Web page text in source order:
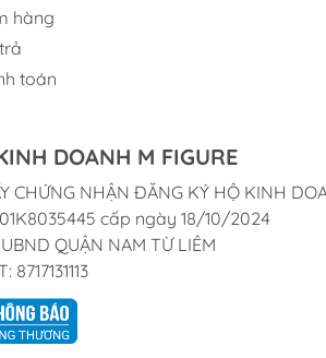
hàng
toán
DOANH M FIGURE
CHỨNG NHẬN ĐĂNG KÝ HỘ KINH
cấp ngày 18/10/2024
QUẬN NAM TỪ LIÊM
8717131113